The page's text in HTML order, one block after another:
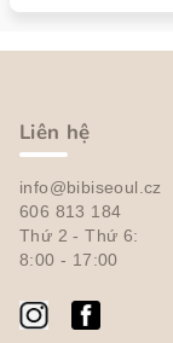
Liên hệ
info@bibiseoul.cz
606 813 184
Thứ 2 - Thứ 6:
8:00 - 17:00